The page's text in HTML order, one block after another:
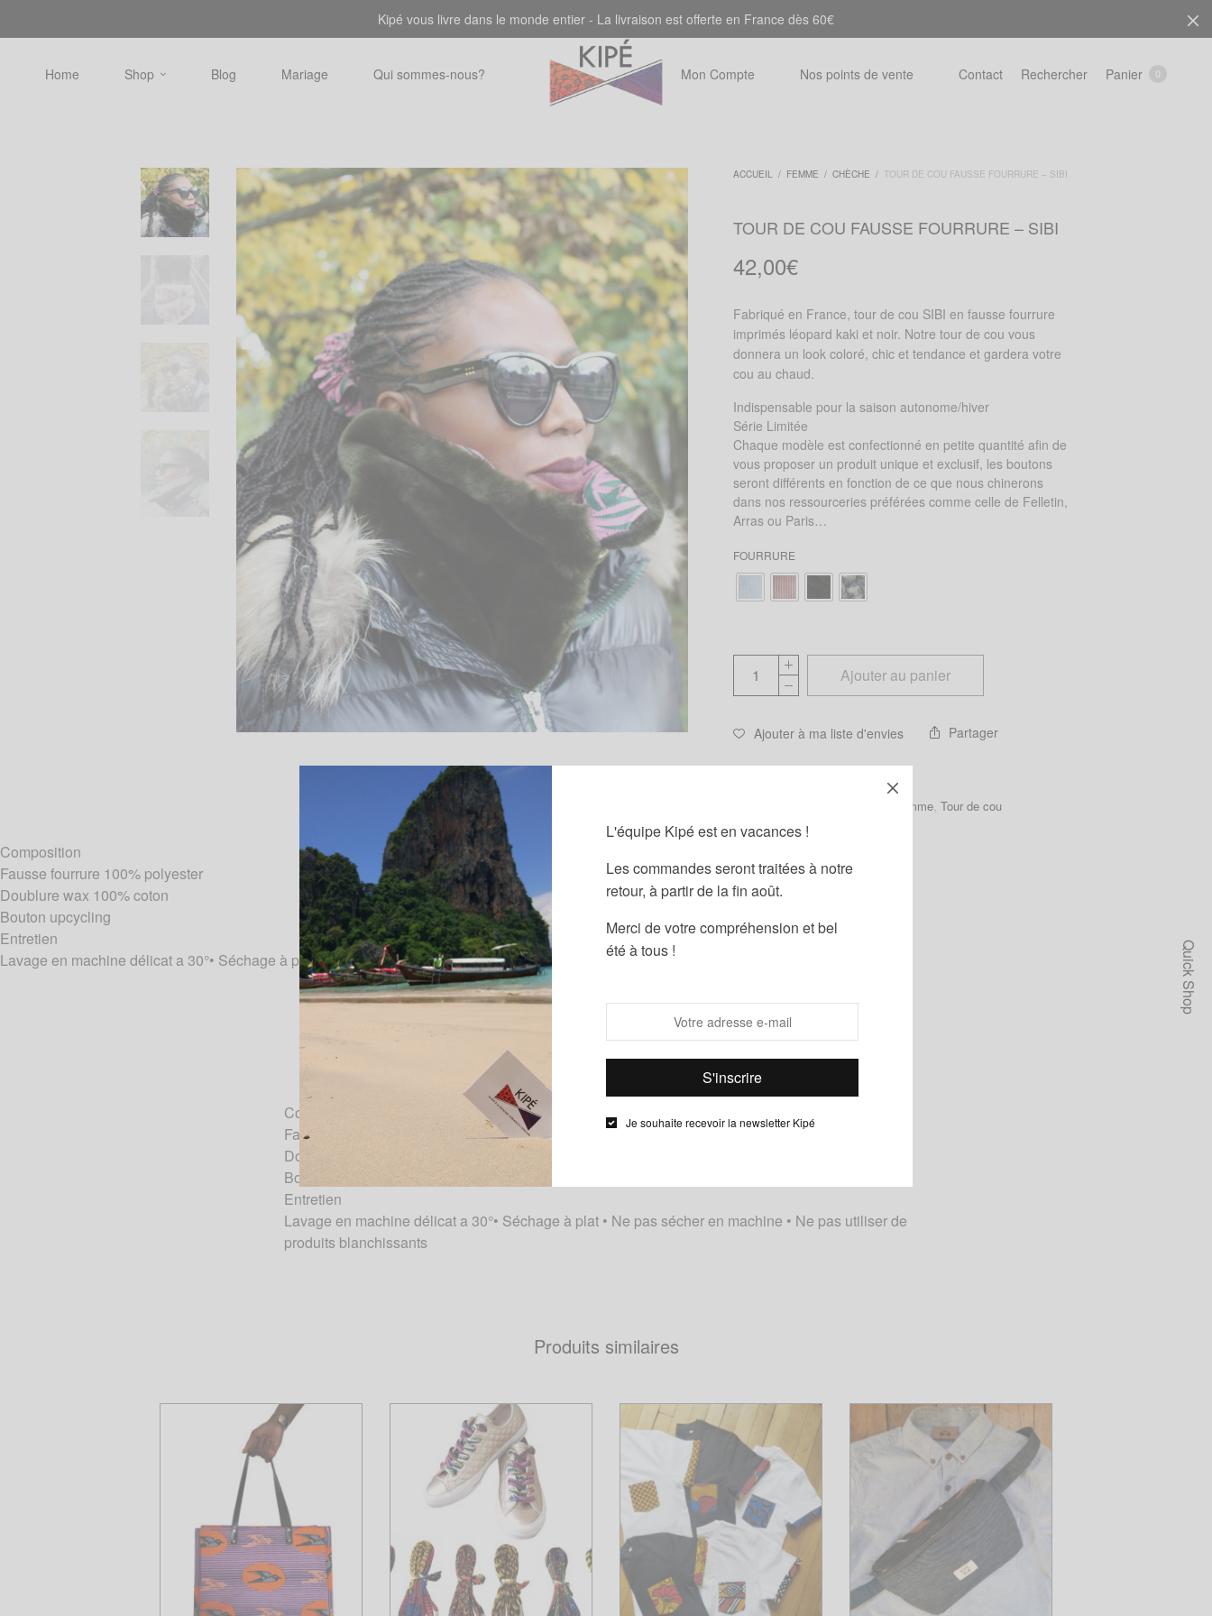
L'équipe Kipé est en vacances !
Les commandes seront traitées à notre
retour, à partir de la fin août.
Merci de votre compréhension et bel
été à tous !
Je souhaite recevoir la newsletter Kipé
Kipé vous livre dans le monde entier - La livraison est offerte en France dès 60€
Home Shop Blog Mariage Qui sommes-nous? Mon Compte Nos points de vente Contact Rechercher Panier
ACCUEIL / FEMME / CHÈCHE / TOUR DE COU FAUSSE FOURRURE – SIBI
TOUR DE COU FAUSSE FOURRURE – SIBI
42,00€
Fabriqué en France, tour de cou SIBI en fausse fourrure
imprimés léopard kaki et noir. Notre tour de cou vous
donnera un look coloré, chic et tendance et gardera votre
cou au chaud.
Indispensable pour la saison autonome/hiver
Série Limitée
Chaque modèle est confectionné en petite quantité afin de
vous proposer un produit unique et exclusif, les boutons
seront différents en fonction de ce que nous chinerons
dans nos ressourceries préférées comme celle de Felletin,
Arras ou Paris…
FOURRURE
Ajouter au panier
Ajouter à ma liste d'envies Partager
Femme,Tour de cou
Étiquettes :fourrure
Composition
Fausse fourrure 100% polyester
Doublure wax 100% coton
Bouton upcycling
Entretien
Lavage en machine délicat a 30°• Séchage à plat • Ne pas sécher en machine • Ne pas utiliser de produits blanchissants
Description Informations complémentaires
Composition
Fausse fourrure 100% polyester
Doublure wax 100% coton
Bouton upcycling
Entretien
Lavage en machine délicat a 30°• Séchage à plat • Ne pas sécher en machine • Ne pas utiliser de
produits blanchissants
Produits similaires
Quick Shop